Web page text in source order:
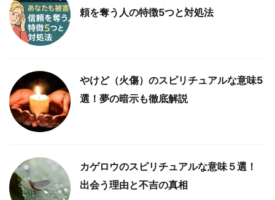
頼を奪う人の特徴5つと対処法
やけど（火傷）のスピリチュアルな意味5
選！夢の暗示も徹底解説
カゲロウのスピリチュアルな意味５選！
出会う理由と不吉の真相